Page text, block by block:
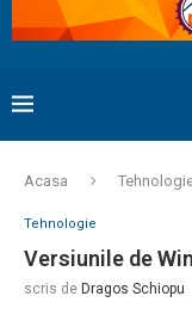
Acasa
Tehnologie
Versiunile de
scris de Dragos Schiopu